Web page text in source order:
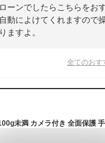
ーンでしたらこちらをお
動によけてくれますので
ますよ。
全てのおす